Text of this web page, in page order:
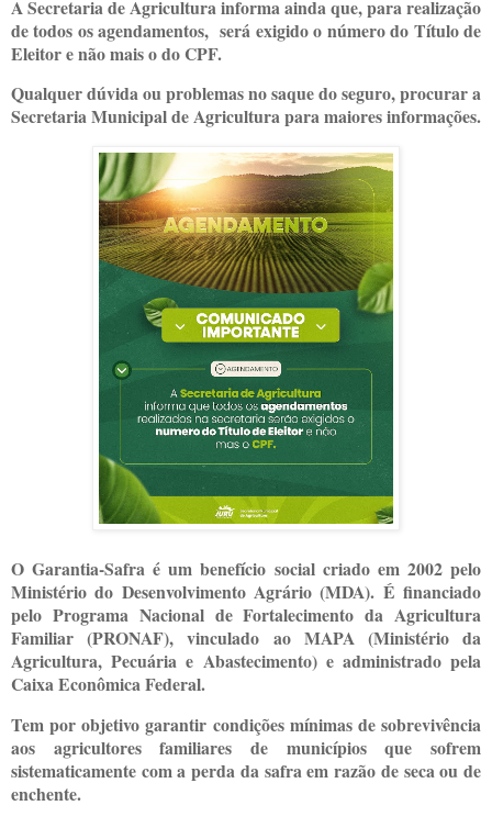
A Secretaria de Agricultura informa ainda que, para realização
de todos os agendamentos, será exigido o número do Título de
Eleitor e não mais o do CPF.
Qualquer dúvida ou problemas no saque do seguro, procurar a
Secretaria Municipal de Agricultura para maiores informações.
O Garantia-Safra é um benefício social criado em 2002 pelo
Ministério do Desenvolvimento Agrário (MDA). É financiado
pelo Programa Nacional de Fortalecimento da Agricultura
Familiar (PRONAF), vinculado ao MAPA (Ministério da
Agricultura, Pecuária e Abastecimento) e administrado pela
Caixa Econômica Federal.
Tem por objetivo garantir condições mínimas de sobrevivência
aos agricultores familiares de municípios que sofrem
sistematicamente com a perda da safra em razão de seca ou de
enchente.